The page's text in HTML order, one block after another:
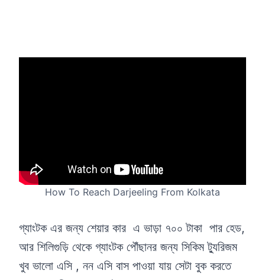
How To Reach Darjeeling From Kolkata
গ্যাংটক এর জন্য শেয়ার কার এ ভাড়া ৭০০ টাকা পার হেড,
আর শিলিগুড়ি থেকে গ্যাংটক পৌঁছানর জন্য সিকিম ট্যুরিজম
খুব ভালো এসি , নন এসি বাস পাওয়া যায় সেটা বুক করতে